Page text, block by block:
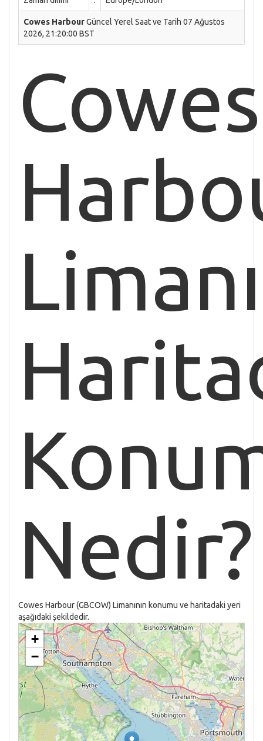
Cowes HarbourGüncel Yerel Saat ve Tarih 07 Ağustos
2026, 21:20:00 BST
Cowes
Limanı
Nedir?
Cowes Harbour (GBCOW) Limanının konumu ve haritadaki yeri
aşağıdaki şekildedir.
+
−